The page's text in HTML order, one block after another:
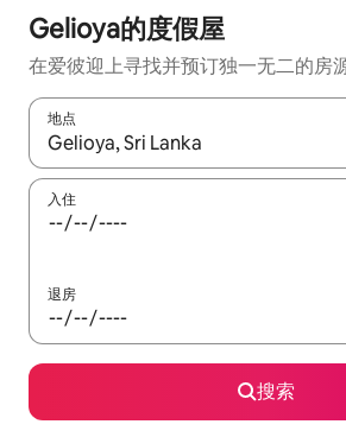
Gelioya的度假屋
在爱彼迎上寻找并预订独一无二的房
地点
如有搜索结果，请使用上下方向键查看
入住
退房
搜索